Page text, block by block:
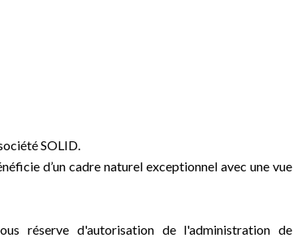
SOLID.
d’un cadre naturel exceptionnel avec une vue
réserve d'autorisation de l'administration de